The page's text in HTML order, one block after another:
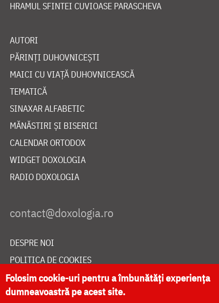
HRAMUL SFINTEI CUVIOASE PARASCHEVA
AUTORI
PĂRINȚI DUHOVNICEȘTI
MAICI CU VIAȚĂ DUHOVNICEASCĂ
TEMATICĂ
SINAXAR ALFABETIC
MĂNĂSTIRI ȘI BISERICI
CALENDAR ORTODOX
WIDGET DOXOLOGIA
RADIO DOXOLOGIA
DESPRE NOI
POLITICA DE COOKIES
DONEAZĂ ONLINE PENTRU CATEDRALA NAȚIONALĂ
Folosim cookie-uri pentru a îmbunătăți experiența
dumneavoastră pe acest site.